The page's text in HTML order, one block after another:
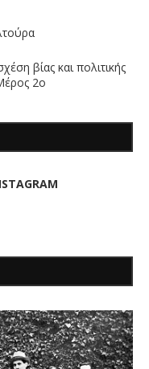
βίας και πολιτικής
2ο